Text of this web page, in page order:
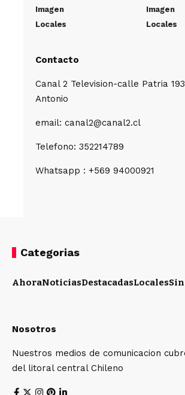
Imagen
Locales
Imagen
Locales
Contacto
Canal 2 Television-calle Patria
Antonio
email: canal2@canal2.cl
Telefono: 352214789
Whatsapp : +569 94000921
Categorias
AhoraNoticiasDestacadasLocales
Nosotros
Nuestros medios de comunicacion
del litoral central Chileno